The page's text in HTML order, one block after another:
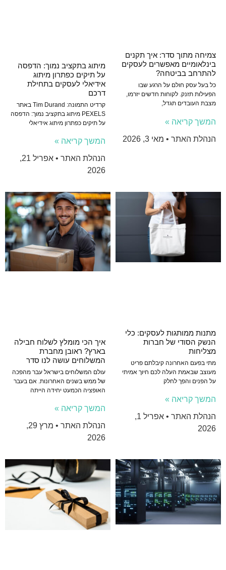
צמיחה מתוך סדר: איך תקנים
בינלאומיים מאפשרים לעסקים
להתרחב בביטחה?
כל בעל עסק חולם על הרגע שבו
הפעילות תזנק. לקוחות חדשים יזרמו,
מצבת העובדים תגדל,
המשך קריאה »
הנהלת האתר מאי 3, 2026
מיתוג בתקציב נמוך: הדפסה
על תיקים כפתרון מיתוג
אידיאלי לעסקים בתחילת
דרכם
קרדיט התמונה: Tim Durand באתר
PEXELS מיתוג בתקציב נמוך: הדפסה
על תיקים כפתרון מיתוג אידיאלי
המשך קריאה »
הנהלת האתר
אפריל 21,
2026
מתנות ממותגות לעסקים: כלי
הנשק הסודי של חברות
מצליחות
מתי בפעם האחרונה קיבלתם פריט
מעוצב שבאמת העלה לכם חיוך אמיתי
על הפנים והפך לחלק
המשך קריאה »
הנהלת האתר
אפריל 1,
2026
איך הכי מומלץ לשלוח חבילה
בארץ? ראובן מחברת
המשלוחים עושה לנו סדר
עולם המשלוחים בישראל עבר מהפכה
של ממש בשנים האחרונות. אם בעבר
האופציה הכמעט יחידה הייתה
המשך קריאה »
הנהלת האתר
מרץ 29,
2026